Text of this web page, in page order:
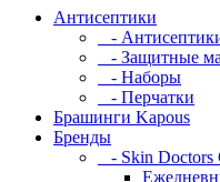
Антисептики
-
- Защитные
- Наборы
- Перчатки
Брашинги Kapous
Бренды
- Skin Doctors